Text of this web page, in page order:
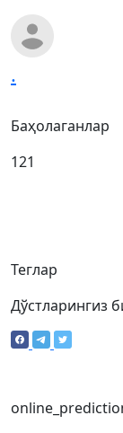
.
Теглар
Баҳолаганлар
121
Дўстларингиз